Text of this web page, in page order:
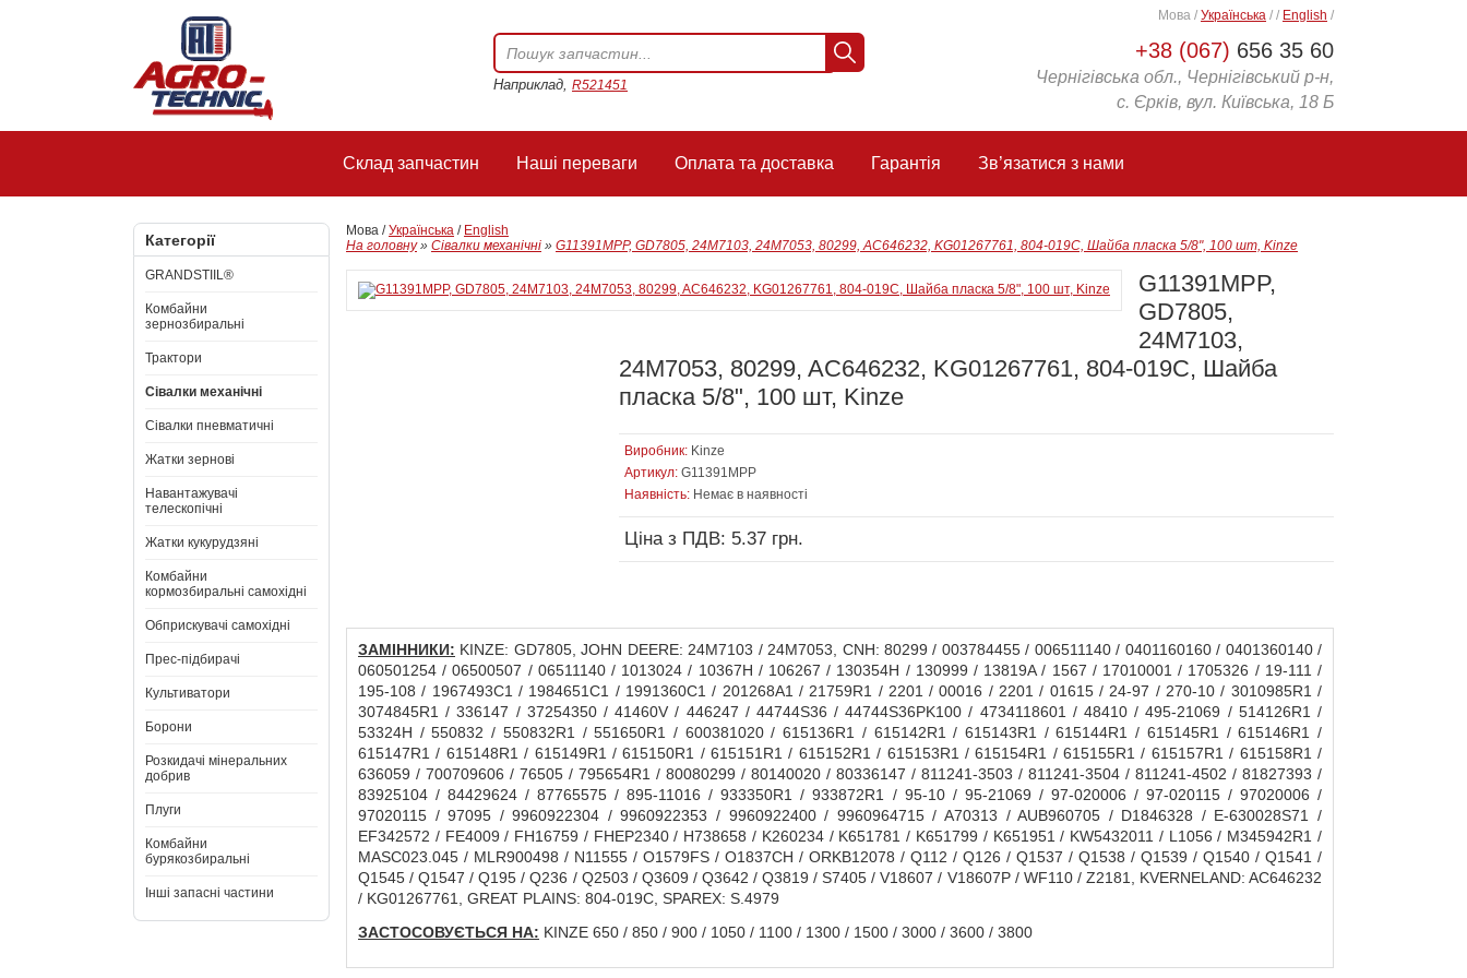
+38 (067) 656 35 60
Чернігівська обл., Чернігівський р-н,
с. Єрків, вул. Київська, 18 Б
Мова / Українська / / English /
Наприклад, R521451
Склад запчастин Наші переваги Оплата та доставка Гарантія Зв’язатися з нами
Категорії
GRANDSTIIL®
Комбайни
зернозбиральні
Трактори
Сівалки механічні
Сівалки пневматичні
Жатки зернові
Навантажувачі
телескопічні
Жатки кукурудзяні
Комбайни
кормозбиральні самохідні
Обприскувачі самохідні
Прес-підбирачі
Культиватори
Борони
Розкидачі мінеральних
добрив
Плуги
Комбайни
бурякозбиральні
Інші запасні частини
Мова /Українська / English
На головну» Сівалки механічні » G11391MPP, GD7805, 24M7103, 24M7053, 80299, AC646232, KG01267761, 804-019C, Шайба пласка 5/8", 100 шт, Kinze
G11391MPP,
GD7805,
24M7103,
24M7053, 80299, AC646232, KG01267761, 804-019C, Шайба
пласка 5/8", 100 шт, Kinze
Виробник: Kinze
Артикул: G11391MPP
Наявність: Немає в наявності
Ціна з ПДВ: 5.37 грн.
ЗАМІННИКИ: KINZE: GD7805, JOHN DEERE: 24M7103 / 24M7053, CNH: 80299 / 003784455 / 006511140 / 0401160160 / 0401360140 /
060501254 / 06500507 / 06511140 / 1013024 / 10367H / 106267 / 130354H / 130999 / 13819A / 1567 / 17010001 / 1705326 / 19-111 /
195-108 / 1967493C1 / 1984651C1 / 1991360C1 / 201268A1 / 21759R1 / 2201 / 00016 / 2201 / 01615 / 24-97 / 270-10 / 3010985R1 /
3074845R1 / 336147 / 37254350 / 41460V / 446247 / 44744S36 / 44744S36PK100 / 4734118601 / 48410 / 495-21069 / 514126R1 /
53324H / 550832 / 550832R1 / 551650R1 / 600381020 / 615136R1 / 615142R1 / 615143R1 / 615144R1 / 615145R1 / 615146R1 /
615147R1 / 615148R1 / 615149R1 / 615150R1 / 615151R1 / 615152R1 / 615153R1 / 615154R1 / 615155R1 / 615157R1 / 615158R1 /
636059 / 700709606 / 76505 / 795654R1 / 80080299 / 80140020 / 80336147 / 811241-3503 / 811241-3504 / 811241-4502 / 81827393 /
83925104 / 84429624 / 87765575 / 895-11016 / 933350R1 / 933872R1 / 95-10 / 95-21069 / 97-020006 / 97-020115 / 97020006 /
97020115 / 97095 / 9960922304 / 9960922353 / 9960922400 / 9960964715 / A70313 / AUB960705 / D1846328 / E-630028S71 /
EF342572 / FE4009 / FH16759 / FHEP2340 / H738658 / K260234 / K651781 / K651799 / K651951 / KW5432011 / L1056 / M345942R1 /
MASC023.045 / MLR900498 / N11555 / O1579FS / O1837CH / ORKB12078 / Q112 / Q126 / Q1537 / Q1538 / Q1539 / Q1540 / Q1541 /
Q1545 / Q1547 / Q195 / Q236 / Q2503 / Q3609 / Q3642 / Q3819 / S7405 / V18607 / V18607P / WF110 / Z2181, KVERNELAND: AC646232
/ KG01267761, GREAT PLAINS: 804-019C, SPAREX: S.4979
ЗАСТОСОВУЄТЬСЯ НА: KINZE 650 / 850 / 900 / 1050 / 1100 / 1300 / 1500 / 3000 / 3600 / 3800